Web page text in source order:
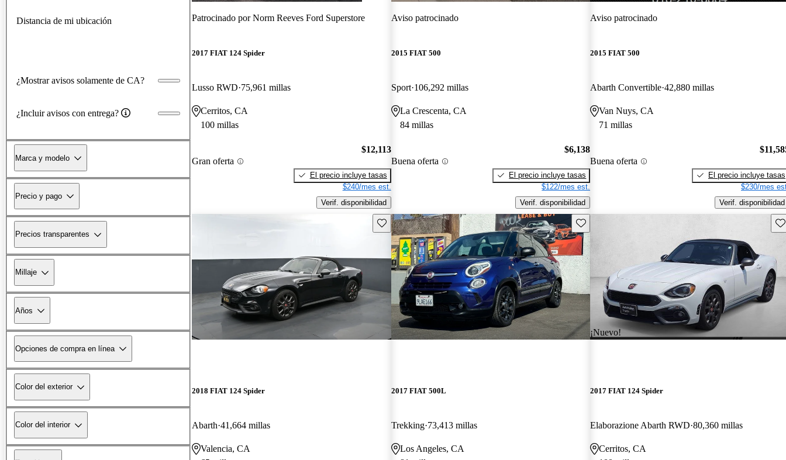
Distancia de mi ubicación
¿Mostrar avisos solamente de CA?
¿Incluir avisos con entrega?
Marca y modelo
Precio y pago
Precios transparentes
Millaje
Años
Opciones de compra en línea
Color del exterior
Color del interior
Patrocinado porNorm Reeves Ford Superstore
2017 FIAT 124 Spider
Lusso RWD 75,961 millas
Cerritos, CA
100 millas
Gran oferta
$12,113
El precio incluye tasas
$240/mes est.
Verif. disponibilidad
Aviso patrocinado
2015 FIAT 500
Sport 106,292 millas
La Crescenta, CA
84 millas
Buena oferta
$6,138
El precio incluye tasas
$122/mes est.
Verif. disponibilidad
Aviso patrocinado
2015 FIAT 500
Abarth Convertible 42,880 millas
Van Nuys, CA
71 millas
Buena oferta
El precio incluye tasas
$230/mes
Verif. disponibilidad
Guarda este Aviso
2018 FIAT 124 Spider
Abarth 41,664 millas
Valencia, CA
Guarda este Aviso
2017 FIAT 500L
Trekking 73,413 millas
Los Angeles, CA
¡Nuevo!
2017 FIAT 124 Spider
Elaborazione Abarth RWD 80,360 millas
Cerritos, CA